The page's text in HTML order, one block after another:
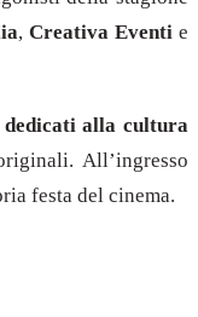
, Creativa Eventie
alla cultura
All’ingresso
festa del cinema.